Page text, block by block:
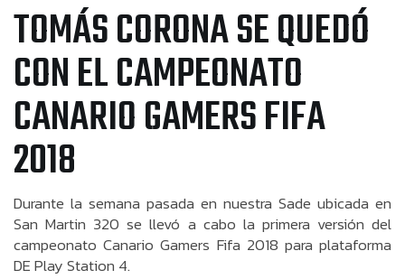
TOMÁS CORONA SE QUEDÓ
CON EL CAMPEONATO
CANARIO GAMERS FIFA
2018
Durante la semana pasada en nuestra Sade ubicada en
San Martin 320 se llevó a cabo la primera versión del
campeonato Canario Gamers Fifa 2018 para plataforma
DE Play Station 4.